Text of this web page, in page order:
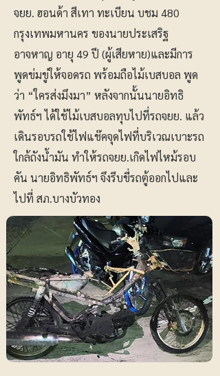
จยย. ฮอนด้า สีเทา ทะเบียน บชม 480
กรุงเทพมหานคร ของนายประเสริฐ
อาจหาญ อายุ 49 ปี (ผู้เสียหาย)และมีการ
พูดข่มขู่ให้จอดรถ พร้อมถือไม้เบสบอล พูด
ว่า “ใครส่งมึงมา” หลังจากนั้นนายอิทธิ
พัทธ์ฯ ได้ใช้ไม้เบสบอลทุบไปที่รถจยย. แล้ว
เดินรอบรถใช้ไฟแช๊คจุดไฟที่บริเวณเบาะรถ
ใกล้ถังน้ำมัน ทำให้รถจยย.เกิดไฟไหม้รอบ
คัน นายอิทธิพัทธ์ฯ จึงรีบขี่รถตู้ออกไปและ
ไปที่ สภ.บางบัวทอง